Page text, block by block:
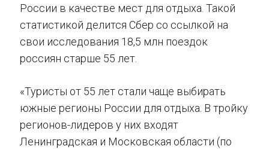
России в качестве мест для отдыха. Такой
статистикой делится Сбер со ссылкой на
свои исследования 18,5 млн поездок
россиян старше 55 лет.
«Туристы от 55 лет стали чаще выбирать
южные регионы России для отдыха. В тройку
регионов-лидеров у них входят
Ленинградская и Московская области (по